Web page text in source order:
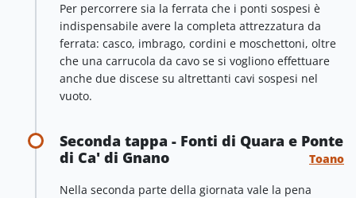
Per percorrere sia la ferrata che i ponti sospesi è
indispensabile avere la completa attrezzatura da
ferrata: casco, imbrago, cordini e moschettoni, oltre
che una carrucola da cavo se si vogliono effettuare
anche due discese su altrettanti cavi sospesi nel
vuoto.
Seconda tappa - Fonti di Quara e Ponte
di Ca' di Gnano
Toano
Nella seconda parte della giornata vale la pena